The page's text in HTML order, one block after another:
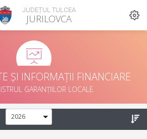
JUDEȚUL TULCEA
JURILOVCA
ȘI INFORMAȚII FINANCIARE
GARANȚIILOR LOCALE